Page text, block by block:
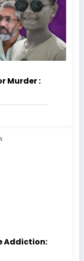
Murder :
Addiction: